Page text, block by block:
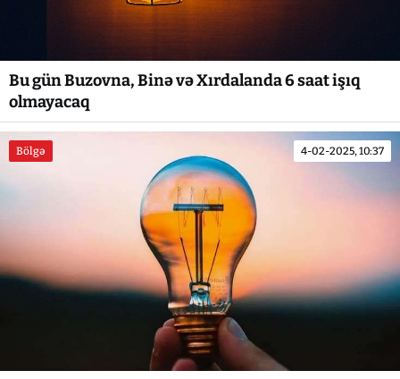
Bu gün Buzovna, Binə və Xırdalanda 6 saat işıq
olmayacaq
Bölgə 4-02-2025, 10:37